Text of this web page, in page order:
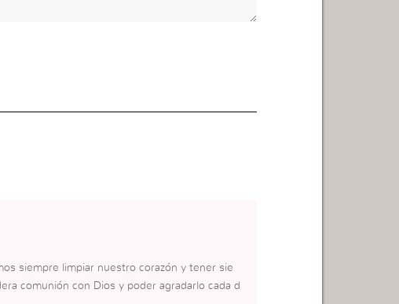
siempre limpiar nuestro corazón y tener sie
comunión con Dios y poder agradarlo cada d